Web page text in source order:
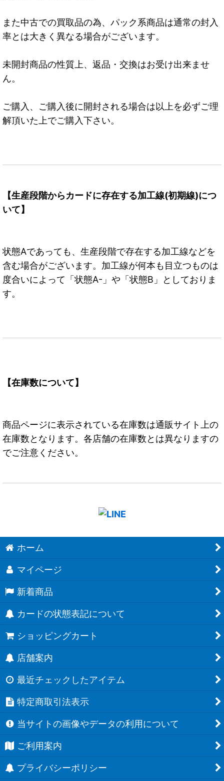
また中古での買取品の為、パック系商品は通常の封入
率とは大きく異なる場合がございます。
未開封商品の性質上、返品・交換はお受け出来ませ
ん。
ご購入、ご購入後に開封される場合は以上を必ずご理
解頂いた上でご購入下さい。
【生産段階からカードに存在する加工線(初期線)につ
いて】
状態Aであっても、生産段階で存在する加工線などを
含む場合がございます。加工線が何本も目立つものは
度合いによって「状態A-」や「状態B」としておりま
す。
【在庫数について】
商品ページに表示されている在庫数は通販サイト上の
在庫数となります。各店舗の在庫数とは異なりますの
でご注意ください。
ホーム
マイページ
新着商品
カードの状態表記について
ショッピングカート
店舗案内
最近チェックしたアイテム
特定商取引法表示
当サイトの画像やデータの利用について
ご利用案内
プライバシーポリシー